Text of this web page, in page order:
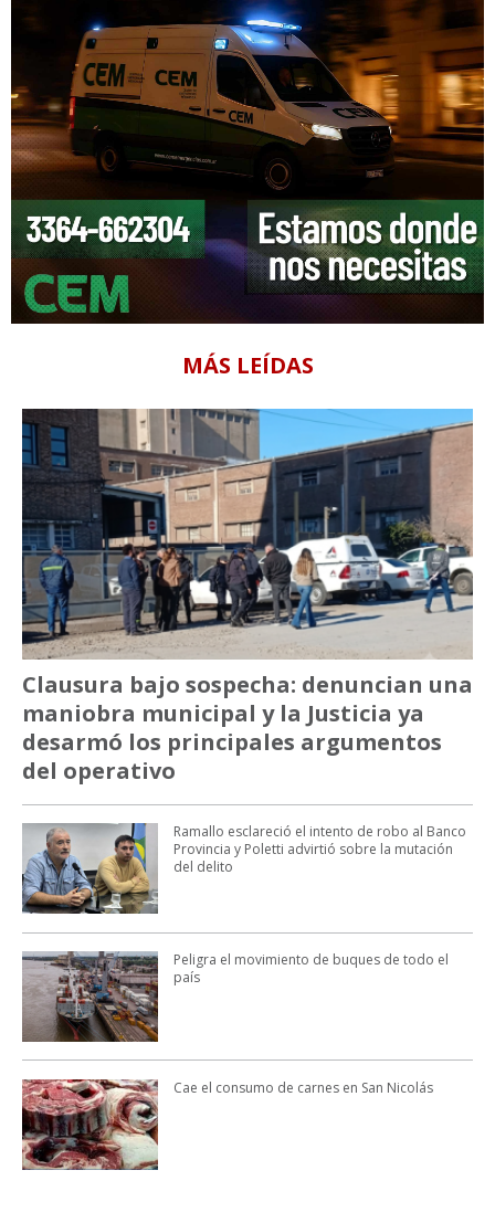
MÁS LEÍDAS
Clausura bajo sospecha: denuncian una
maniobra municipal y la Justicia ya
desarmó los principales argumentos
del operativo
Ramallo esclareció el intento de robo al Banco
Provincia y Poletti advirtió sobre la mutación
del delito
Peligra el movimiento de buques de todo el
país
Cae el consumo de carnes en San Nicolás